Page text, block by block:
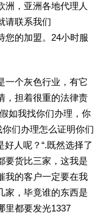
洲，亚洲各地代理人
请联系我们
的加盟。24小时服
一个灰色行业，有它
，担着很重的法律责
如我找你们办理，你
们办理怎么证明你们
好人呢？“.既然选择了
要货比三家，这我是
我的客户一定要在我
家，毕竟谁的东西是
里都要发光1337